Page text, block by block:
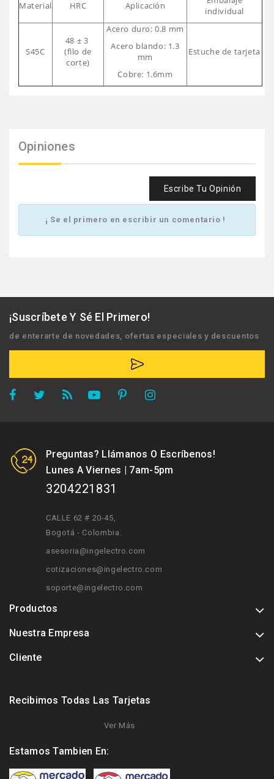
Material HRC Aplicación
individual
S45C
48 ± 3
(filo de
corte)
Acero duro: 0.8 mm
Acero blando: 1.3
mm
Cobre: ​​1.6mm
Estuche de tarjeta
Opiniones
Escribe Tu Opinión
¡ Se el primero en escribir un comentario !
¡Suscríbete Y Sé El Primero!
de enterarte de novedades, ofertas especiales y descuentos
Preguntas? Llámanos O Escríbenos!
Lunes A Viernes | 7am-5pm
3204221831
CALLE 62 # 20-45
Bogotá - Colombia.
asesoria@ingelectro.com
cotizaciones@ingelectro.com
soporte@ingelectro.com
Productos
Nuestra Empresa
Cliente
Recibimos Todas Las Tarjetas
Ver Más
Estamos Tambien En: